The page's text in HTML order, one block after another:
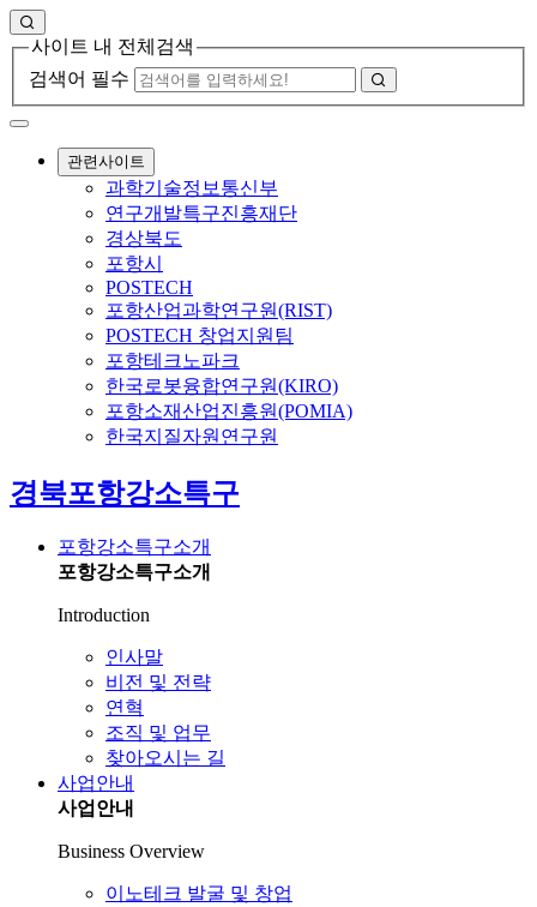
사이트 내 전체검색
검색어 필수
관련사이트
과학기술정보통신부
연구개발특구진흥재단
경상북도
포항시
POSTECH
포항산업과학연구원(RIST)
POSTECH 창업지원팀
포항테크노파크
한국로봇융합연구원(KIRO)
포항소재산업진흥원(POMIA)
한국지질자원연구원
경북포항강소특구
포항강소특구소개
포항강소특구소개
Introduction
인사말
비전 및 전략
연혁
조직 및 업무
찾아오시는 길
사업안내
사업안내
Business Overview
이노테크 발굴 및 창업